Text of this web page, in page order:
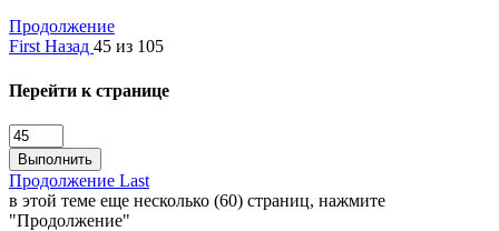
Продолжение
First Назад 45 из 105
Перейти к странице
Выполнить
Продолжение Last
в этой теме еще несколько (60) страниц, нажмите
"Продолжение"